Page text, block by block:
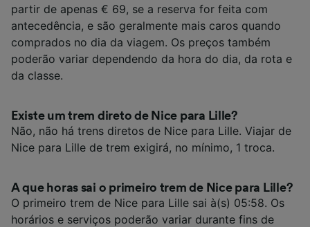
partir de apenas € 69, se a reserva for feita com
antecedência, e são geralmente mais caros quando
comprados no dia da viagem. Os preços também
poderão variar dependendo da hora do dia, da rota e
da classe.
Existe um trem direto de Nice para Lille?
Não, não há trens diretos de Nice para Lille. Viajar de
Nice para Lille de trem exigirá, no mínimo, 1 troca.
A que horas sai o primeiro trem de Nice para Lille?
O primeiro trem de Nice para Lille sai à(s) 05:58. Os
horários e serviços poderão variar durante fins de